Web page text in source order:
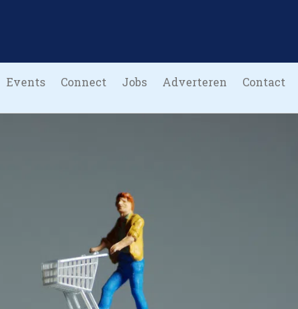
Events Connect Jobs Adverteren Contact